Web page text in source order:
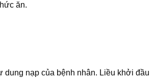
ăn.
nạp của bệnh nhân. Liều khởi đầu